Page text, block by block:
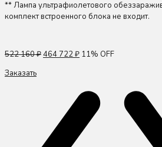
** Лампа ультрафиолетового
комплект встроенного блока не входит.
522 160₽464 722₽ 11% OFF
Заказать